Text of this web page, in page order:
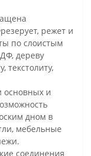
режет и
по слоистым
дереву
текстолиту,
и
дном в
мебельные
соединения